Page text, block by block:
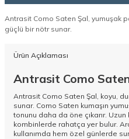
Antrasit Como Saten Şal, yumuşak
güçlü bir nötr sunar.
Ürün Açıklaması
Antrasit Como
Antrasit Como Saten Şal, koyu,
sunar. Como Saten kumaşın
tonunu daha da öne çıkarır.
kombinlerde rahatça yer bulur.
kullanımda hem özel günlerde